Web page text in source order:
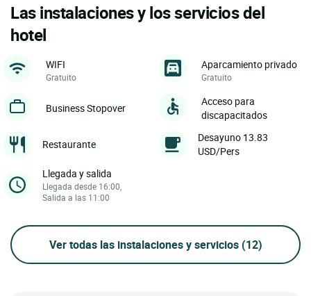
Las instalaciones y los servicios del
hotel
WIFI
Gratuito
Aparcamiento privado
Gratuito
Business Stopover
Acceso para
discapacitados
Restaurante
Desayuno 13.83
USD/Pers
Llegada y salida
Llegada desde 16:00,
Salida a las 11:00
Ver todas las instalaciones y servicios (12)